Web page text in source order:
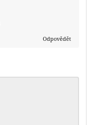
Odpovědět